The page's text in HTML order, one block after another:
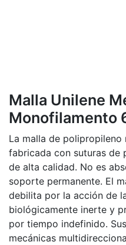
Malla Unilene
Monofilamento
La malla de
fabricada con suturas de
de alta calidad. No es
soporte permanente. El
debilita por la acción de
biológicamente inerte y
por tiempo indefinido.
mecánicas